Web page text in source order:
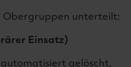
Obergruppen unterteilt:
Einsatz)
gelöscht,